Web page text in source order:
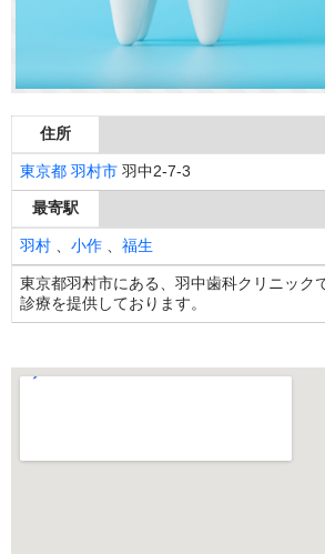
住所
東京都 羽村市 羽中2-7-3
最寄駅
羽村 小作 福生
東京都羽村市にある、羽中歯科クリニック
診療を提供しております。